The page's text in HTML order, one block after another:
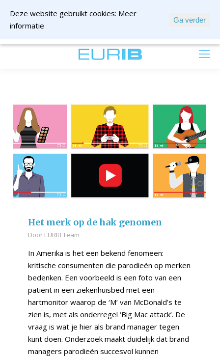
Het merk op de hak genomen
Door EURIB Team
In Amerika is het een bekend fenomeen:
kritische consumenten die parodieën op merken
bedenken. Een voorbeeld is een foto van een
patiënt in een ziekenhuisbed met een
hartmonitor waarop de ‘M’ van McDonald’s te
zien is, met als onderregel ‘Big Mac attack’. De
vraag is wat je hier als brand manager tegen
kunt doen. Onderzoek maakt duidelijk dat brand
managers parodieën succesvol kunnen
Deze website gebruikt cookies: Meer
informatie
Ga verder